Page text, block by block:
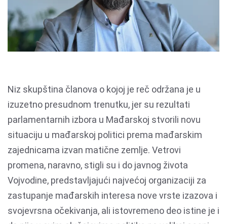
Niz skupština članova o kojoj je reč održana je u
izuzetno presudnom trenutku, jer su rezultati
parlamentarnih izbora u Mađarskoj stvorili novu
situaciju u mađarskoj politici prema mađarskim
zajednicama izvan matične zemlje. Vetrovi
promena, naravno, stigli su i do javnog života
Vojvodine, predstavljajući najvećoj organizaciji za
zastupanje mađarskih interesa nove vrste izazova i
svojevrsna očekivanja, ali istovremeno deo istine je i